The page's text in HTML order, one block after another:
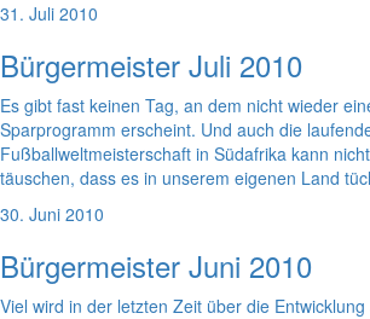
31. Juli 2010
Bürgermeister Juli 2010
Es gibt fast keinen Tag, an dem nicht wieder
Sparprogramm erscheint. Und auch die
Fußballweltmeisterschaft in Südafrika kann
täuschen, dass es in unserem eigenen Land
30. Juni 2010
Bürgermeister Juni 2010
Viel wird in der letzten Zeit über die